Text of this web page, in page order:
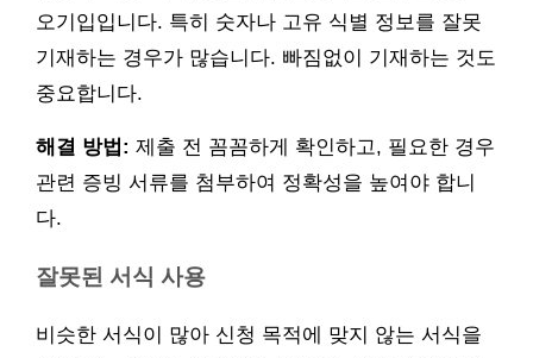
오기입입니다. 특히 숫자나 고유 식별 정보를 잘못
기재하는 경우가 많습니다. 빠짐없이 기재하는 것도
중요합니다.
해결 방법: 제출 전 꼼꼼하게 확인하고, 필요한 경우
관련 증빙 서류를 첨부하여 정확성을 높여야 합니
다.
잘못된 서식 사용
비슷한 서식이 많아 신청 목적에 맞지 않는 서식을